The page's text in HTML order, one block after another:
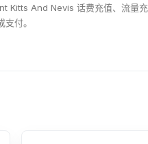
Kitts And Nevis 话费充值、流量
付。